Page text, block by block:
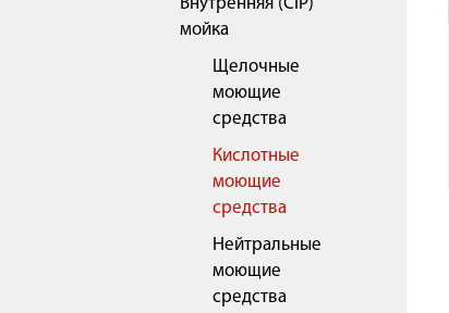
Внутренняя (CIP)
мойка
Щелочные
моющие
средства
Кислотные
моющие
средства
Нейтральные
моющие
средства